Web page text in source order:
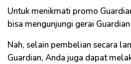
Untuk menikmati promo
bisa mengunjungi gerai
Nah, selain pembelian secara
Guardian, Anda juga dapat